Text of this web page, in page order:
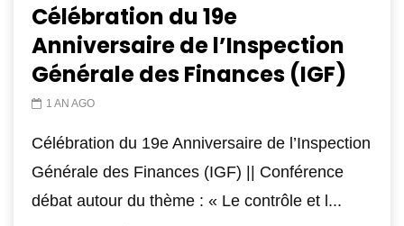
Célébration du 19e
Anniversaire de l’Inspection
Générale des Finances (IGF)
1 AN AGO
Célébration du 19e Anniversaire de l’Inspection
Générale des Finances (IGF) || Conférence
débat autour du thème : « Le contrôle et l...